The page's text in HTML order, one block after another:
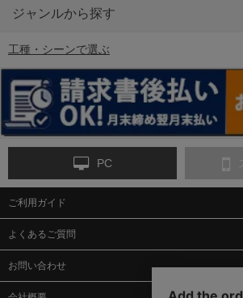
6-矢印板/LED矢印板
9-点字マット・タイ
ジャンルから探す
工種・シーンで選ぶ
PC
ご利用ガイド
よくあるご質問
お問い合わせ